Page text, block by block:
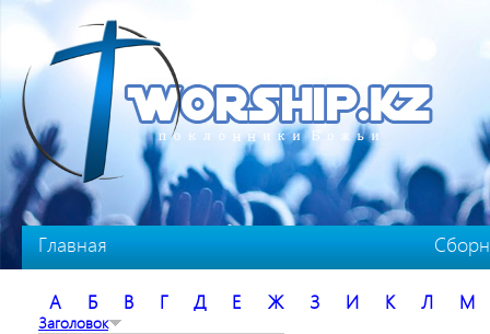
Перейти к основному содержанию
Главная
А Б В Г Д Е Ж З И К Л М
Заголовок